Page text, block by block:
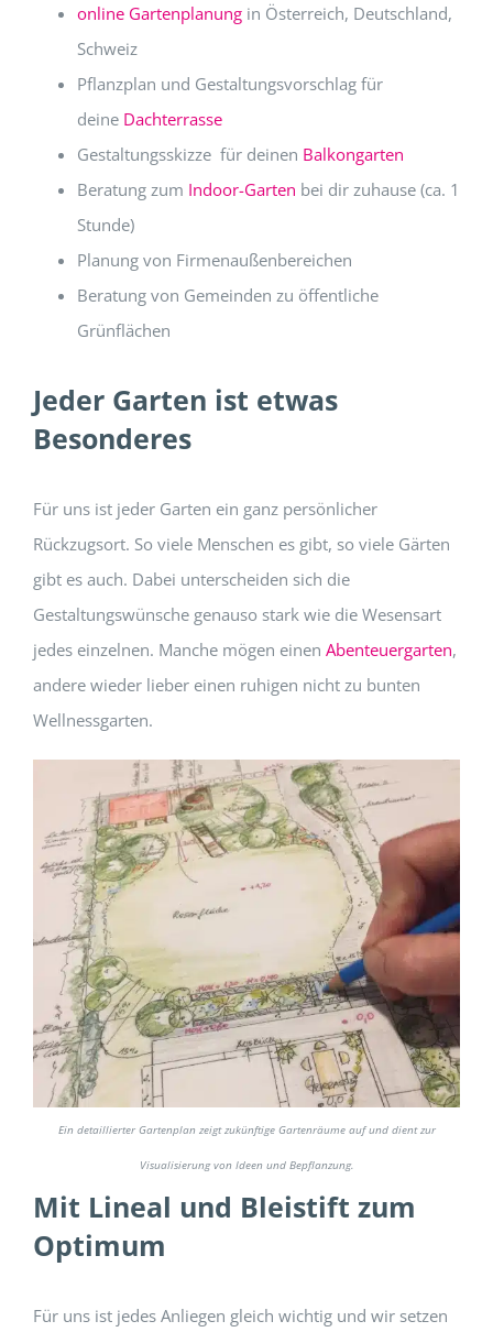
online Gartenplanungin Österreich, Deutschland,
Schweiz
Pflanzplan und Gestaltungsvorschlag für
deine Dachterrasse
Gestaltungsskizze für deinen Balkongarten
Beratung zum Indoor-Garten bei dir zuhause (ca. 1
Stunde)
Planung von Firmenaußenbereichen
Beratung von Gemeinden zu öffentliche
Grünflächen
Jeder Garten ist etwas
Besonderes
Für uns ist jeder Garten ein ganz persönlicher
Rückzugsort. So viele Menschen es gibt, so viele Gärten
gibt es auch. Dabei unterscheiden sich die
Gestaltungswünsche genauso stark wie die Wesensart
jedes einzelnen. Manche mögen einen Abenteuergarten,
andere wieder lieber einen ruhigen nicht zu bunten
Wellnessgarten.
Ein detaillierter Gartenplan zeigt zukünftige Gartenräume auf und dient zur
Visualisierung von Ideen und Bepflanzung.
Mit Lineal und Bleistift zum
Optimum
Für uns ist jedes Anliegen gleich wichtig und wir setzen